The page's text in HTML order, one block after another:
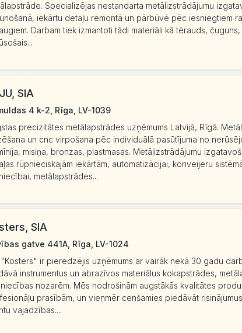
Specializējas nestandarta metālizstrādājumu
iekārtu detaļu remontā un pārbūvē pēc iesniegtiem
Darbam tiek izmantoti tādi materiāli kā tērauds,
SIA
4 k-2, Rīga, LV-1039
precizitātes metālapstrādes uzņēmums Latvijā, Rīgā.
un cnc virpošana pēc individuālā pasūtījuma no
misiņa, bronzas, plastmasas. Metālizstrādājumu
rūpnieciskajām iekārtām, automatizācijai, konveijeru
metālapstrādes...
SIA
gatve 441A, Rīga, LV-1024
"Kosters" ir pieredzējis uzņēmums ar vairāk nekā 30 gadu
instrumentus un abrazīvos materiālus kokapstrādes,
nozarēm. Mēs nodrošinām augstākās kvalitātes
prasībām, un vienmēr cenšamies piedāvāt
vajadzības....